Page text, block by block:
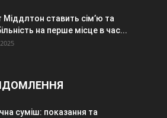
Міддлтон ставить сім’ю та
на перше місце в час...
суміш: показання та